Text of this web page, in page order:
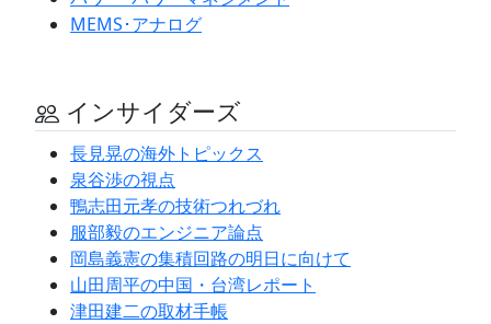
MEMS･アナログ
インサイダーズ
長見晃の海外トピックス
泉谷渉の視点
鴨志田元孝の技術つれづれ
服部毅のエンジニア論点
岡島義憲の集積回路の明日に向けて
山田周平の中国・台湾レポート
津田建二の取材手帳